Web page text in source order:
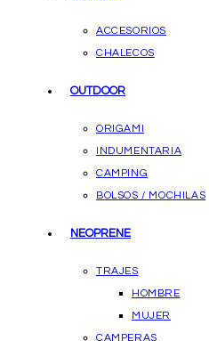
ACCESORIOS
CHALECOS
OUTDOOR
ORIGAMI
INDUMENTARIA
CAMPING
BOLSOS / MOCHILAS
NEOPRENE
TRAJES
HOMBRE
MUJER
CAMPERAS